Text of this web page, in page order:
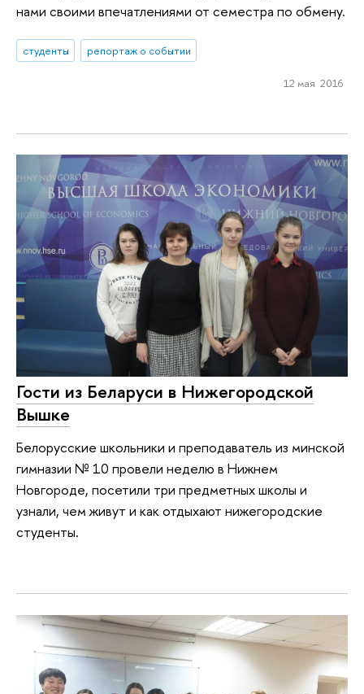
нами своими впечатлениями от семестра по обмену.
студенты репортаж о событии
12 мая 2016
Гости из Беларуси в Нижегородской
Вышке
Белорусские школьники и преподаватель из минской
гимназии № 10 провели неделю в Нижнем
Новгороде, посетили три предметных школы и
узнали, чем живут и как отдыхают нижегородские
студенты.